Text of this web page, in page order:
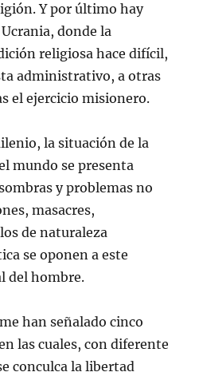
Y por último hay
donde la
religiosa hace difícil,
administrativo, a otras
el ejercicio misionero.
la situación de la
mundo se presenta
y problemas no
masacres,
de naturaleza
se oponen a este
del hombre.
han señalado cinco
las cuales, con diferente
conculca la libertad